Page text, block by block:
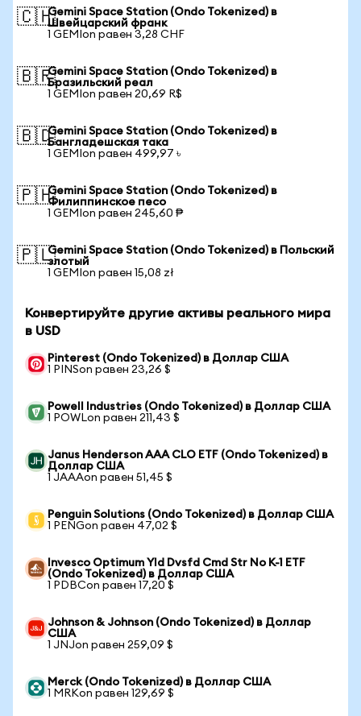
🇨🇭Gemini Space Station (Ondo Tokenized) в
Швейцарский франк
1 GEMIon равен 3,28 CHF
🇧🇷Gemini Space Station (Ondo Tokenized) в
Бразильский реал
1 GEMIon равен 20,69 R$
🇧🇩Gemini Space Station (Ondo Tokenized) в
Бангладешская така
1 GEMIon равен 499,97 ৳
🇵🇭Gemini Space Station (Ondo Tokenized) в
Филиппинское песо
1 GEMIon равен 245,60 ₱
🇵🇱Gemini Space Station (Ondo Tokenized) в Польский
злотый
1 GEMIon равен 15,08 zł
Конвертируйте другие активы реального мира
в USD
Pinterest (Ondo Tokenized) в Доллар США
1 PINSon равен 23,26 $
Powell Industries (Ondo Tokenized) в Доллар США
1 POWLon равен 211,43 $
Janus Henderson AAA CLO ETF (Ondo Tokenized) в
Доллар США
1 JAAAon равен 51,45 $
Penguin Solutions (Ondo Tokenized) в Доллар США
1 PENGon равен 47,02 $
Invesco Optimum Yld Dvsfd Cmd Str No K-1 ETF
(Ondo Tokenized) в Доллар США
1 PDBCon равен 17,20 $
Johnson & Johnson (Ondo Tokenized) в Доллар
США
1 JNJon равен 259,09 $
Merck (Ondo Tokenized) в Доллар США
1 MRKon равен 129,69 $